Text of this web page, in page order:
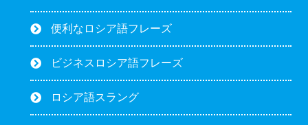
便利なロシア語フレーズ
ビジネスロシア語フレーズ
ロシア語スラング